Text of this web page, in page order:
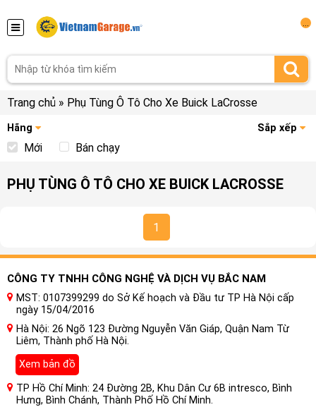
Trang chủ » Phụ Tùng Ô Tô Cho Xe Buick LaCrosse
Hãng Sắp xếp
Mới Bán chạy
PHỤ TÙNG Ô TÔ CHO XE BUICK LACROSSE
1
CÔNG TY TNHH CÔNG NGHỆ VÀ DỊCH VỤ BẮC NAM
MST: 0107399299 do Sở Kế hoạch và Đầu tư TP Hà Nội cấp
ngày 15/04/2016
Hà Nội: 26 Ngõ 123 Đường Nguyễn Văn Giáp, Quận Nam Từ
Liêm, Thành phố Hà Nội.
Xem bản đồ
TP Hồ Chí Minh: 24 Đường 2B, Khu Dân Cư 6B intresco, Bình
Hưng, Bình Chánh, Thành Phố Hồ Chí Minh.